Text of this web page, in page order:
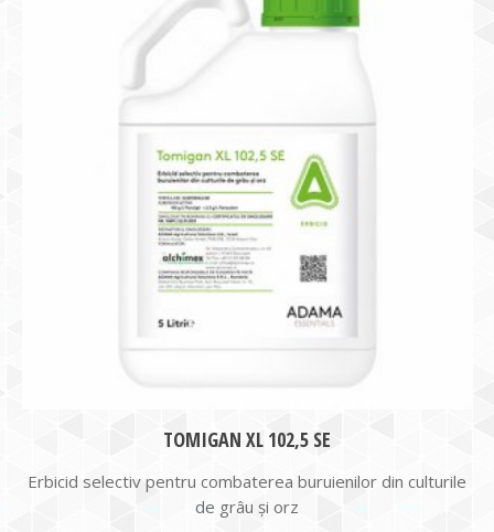
TOMIGAN XL 102,5 SE
Erbicid selectiv pentru combaterea buruienilor din culturile
de grâu și orz